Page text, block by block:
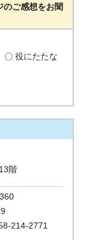
のご感想をお聞
役にたたな
階
214-2771